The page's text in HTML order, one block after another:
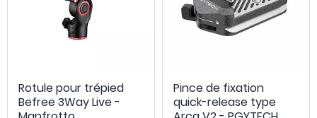
Rotule pour trépied
Befree 3Way Live -
Pince de fixation
quick-release type